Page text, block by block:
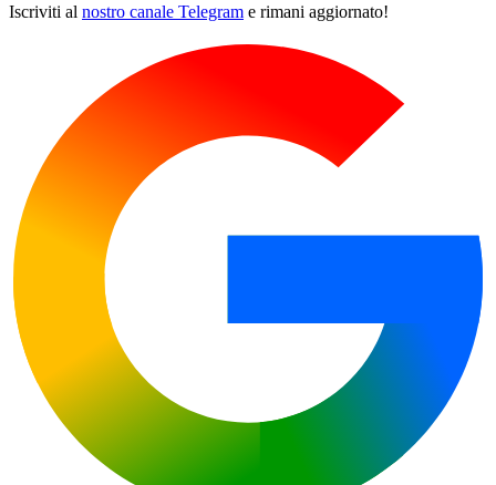
Iscriviti al nostro canale Telegram e rimani aggiornato!